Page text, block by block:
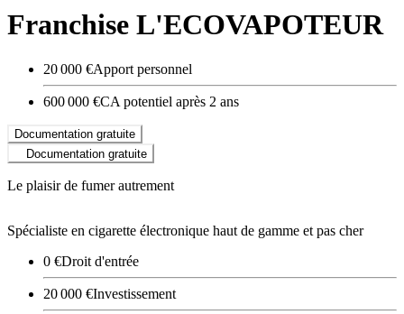
Franchise L'ECOVAPOTEUR
20 000 €Apport personnel
600 000 €CA potentiel après 2 ans
Documentation gratuite
Documentation gratuite
Le plaisir de fumer autrement
Spécialiste en cigarette électronique haut de gamme et pas cher
0 €Droit d'entrée
20 000 €Investissement